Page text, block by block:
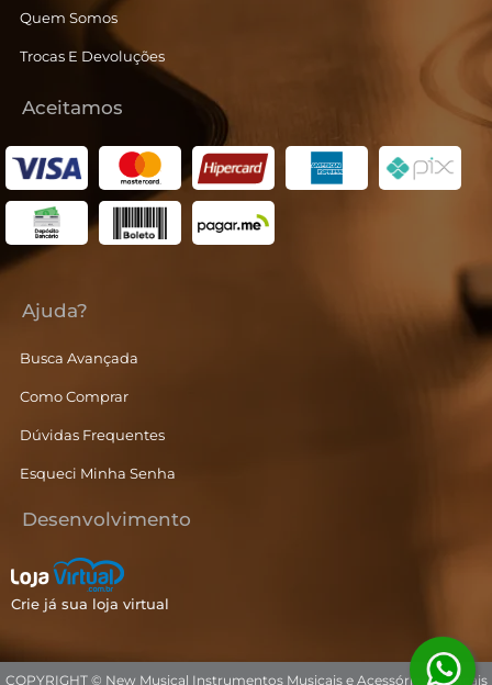
Quem Somos
Trocas E Devoluções
Aceitamos
Ajuda?
Busca Avançada
Como Comprar
Dúvidas Frequentes
Esqueci Minha Senha
Desenvolvimento
Crie já sua loja virtual
COPYRIGHT © New Musical Instrumentos Musicais e Acessórios Musicais